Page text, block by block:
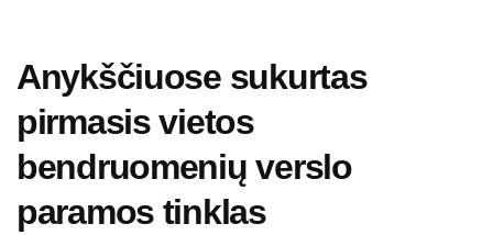
Anykščiuose sukurtas
pirmasis vietos
bendruomenių verslo
paramos tinklas